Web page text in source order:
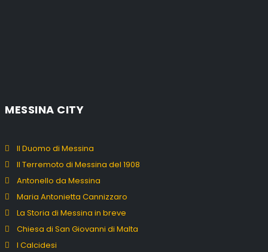
MESSINA CITY
Il Duomo di Messina
Il Terremoto di Messina del 1908
Antonello da Messina
Maria Antonietta Cannizzaro
La Storia di Messina in breve
Chiesa di San Giovanni di Malta
I Calcidesi